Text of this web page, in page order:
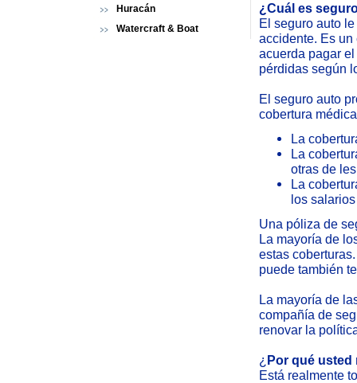
Huracán
Watercraft & Boat
¿Cuál es
El seguro auto
accidente. Es un
acuerda pagar
pérdidas según
El seguro auto
cobertura
La
La
otras de
La
los
Una póliza de
La mayoría de
estas
puede también
La mayoría de
compañía de
renovar la
¿ Por qué usted
Está realmente